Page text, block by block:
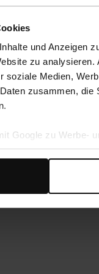
und Anzeigen
zu
soziale Medien,
zusammen,
Google zu Werbe-
Daten verwendet,